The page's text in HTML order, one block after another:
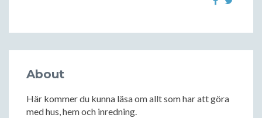
About
Här kommer du kunna läsa om allt som har att göra
med hus, hem och inredning.